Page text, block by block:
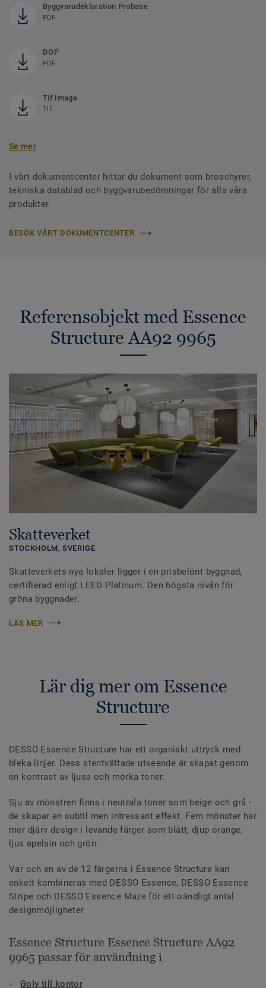
Byggvarudeklaration Probase
PDF
DOP
PDF
Tif Image
TIF
Se mer
I vårt dokumentcenter hittar du dokument som broschyrer,
tekniska datablad och byggvarubedömningar för alla våra
produkter
BESÖK VÅRT DOKUMENTCENTER
Referensobjekt med Essence
Structure AA92 9965
Skatteverket
STOCKHOLM,SVERIGE
Skatteverkets nya lokaler ligger i en prisbelönt byggnad,
certifierad enligt LEED Platinum. Den högsta nivån för
gröna byggnader.
LÄS MER
Lär dig mer om Essence
Structure
DESSO Essence Structure har ett organiskt uttryck med
bleka linjer. Dess stentvättade utseende är skapat genom
en kontrast av ljusa och mörka toner.
Sju av mönstren finns i neutrala toner som beige och grå -
de skapar en subtil men intressant effekt. Fem mönster har
mer djärv design i levande färger som blått, djup orange,
ljus apelsin och grön.
Var och en av de 12 färgerna i Essence Structure kan
enkelt kombineras med DESSO Essence, DESSO Essence
Stripe och DESSO Essence Maze för ett oändligt antal
designmöjligheter
Essence Structure Essence Structure AA92
9965 passar för användning i
Golv till kontor